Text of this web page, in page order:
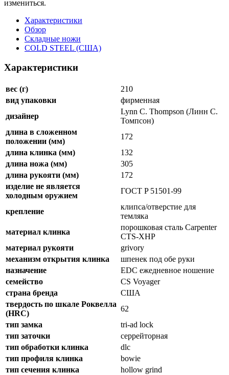
измениться.
Характеристики
Обзор
Складные ножи
COLD STEEL (США)
Характеристики
вес (г)
210
вид упаковки
фирменная
дизайнер
Lynn C. Thompson (Линн С.
Томпсон)
длина в сложенном
положении (мм)
172
длина клинка (мм)
132
длина ножа (мм)
305
длина рукояти (мм)
172
изделие не является
холодным оружием
ГОСТ P 51501-99
крепление
клипса/отверстие для
темляка
материал клинка
порошковая сталь Carpenter
CTS-XHP
материал рукояти
grivory
механизм открытия клинка
шпенек под обе руки
назначение
EDC ежедневное ношение
семейство
CS Voyager
страна бренда
США
твердость по шкале Роквелла
(HRC)
62
тип замка
tri-ad lock
тип заточки
серрейторная
тип обработки клинка
dlc
тип профиля клинка
bowie
тип сечения клинка
hollow grind